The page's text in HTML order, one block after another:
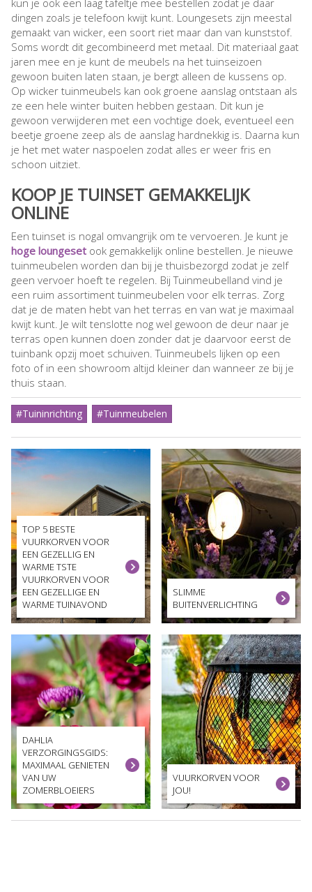
dingen zoals je telefoon kwijt kunt. Loungesets zijn meestal
gemaakt van wicker, een soort riet maar dan van kunststof.
Soms wordt dit gecombineerd met metaal. Dit materiaal gaat
jaren mee en je kunt de meubels na het tuinseizoen
gewoon buiten laten staan, je bergt alleen de kussens op.
Op wicker tuinmeubels kan ook groene aanslag ontstaan als
ze een hele winter buiten hebben gestaan. Dit kun je
gewoon verwijderen met een vochtige doek, eventueel een
beetje groene zeep als de aanslag hardnekkig is. Daarna kun
je het met water naspoelen zodat alles er weer fris en
schoon uitziet.
KOOP JE TUINSET GEMAKKELIJK
ONLINE
Een tuinset is nogal omvangrijk om te vervoeren. Je kunt je
hoge loungeset ook gemakkelijk online bestellen. Je nieuwe
tuinmeubelen worden dan bij je thuisbezorgd zodat je zelf
geen vervoer hoeft te regelen. Bij Tuinmeubelland vind je
een ruim assortiment tuinmeubelen voor elk terras. Zorg
dat je de maten hebt van het terras en van wat je maximaal
kwijt kunt. Je wilt tenslotte nog wel gewoon de deur naar je
terras open kunnen doen zonder dat je daarvoor eerst de
tuinbank opzij moet schuiven. Tuinmeubels lijken op een
foto of in een showroom altijd kleiner dan wanneer ze bij je
thuis staan.
#Tuininrichting #Tuinmeubelen
TOP 5 BESTE
VUURKORVEN VOOR
EEN GEZELLIG EN
WARME TSTE
VUURKORVEN VOOR
EEN GEZELLIGE EN
WARME TUINAVOND
SLIMME
BUITENVERLICHTING
DAHLIA
VERZORGINGSGIDS:
MAXIMAAL GENIETEN
VAN UW
ZOMERBLOEIERS
VUURKORVEN VOOR
JOU!